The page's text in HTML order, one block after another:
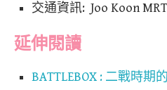
交通資訊: Joo Koon
延伸閱讀
BATTLEBOX : 二戰時期